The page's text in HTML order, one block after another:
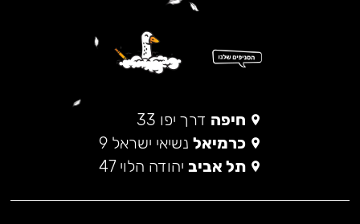
חיפה דרך יפו 33
כרמיאל נשיאי ישראל 9
תל אביב יהודה הלוי 47